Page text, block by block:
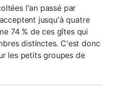
l'an passé par
jusqu'à quatre
74 % de ces gîtes qui
distinctes. C'est donc
les petits groupes de